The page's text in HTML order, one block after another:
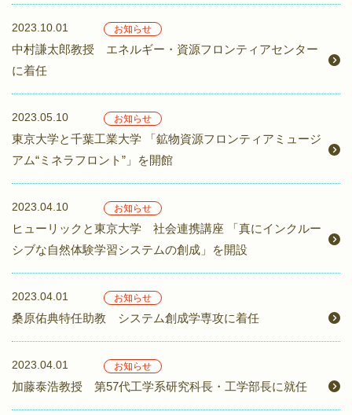
2023.10.01 お知らせ
中村謙太郎教授 エネルギー・資源フロンティアセンター
に着任
2023.05.10 お知らせ
東京大学と千葉工業大学 「鉱物資源フロンティアミュージ
アム“ミネラフロント”」を開館
2023.04.10 お知らせ
ヒューリックと東京大学 社会連携講座 「真にインクルー
シブな自然体験学習システムの創成」を開設
2023.04.01 お知らせ
桑原佑典特任助教 システム創成学専攻に着任
2023.04.01 お知らせ
加藤泰浩教授 第57代工学系研究科長・工学部長に就任